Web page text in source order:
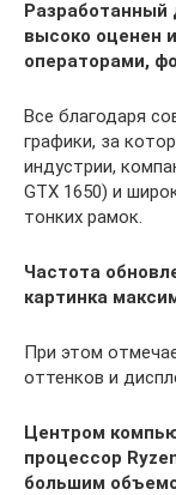
Разработанный
высоко оценен
операторами,
Все благодаря
графики, за
индустрии,
GTX 1650) и
тонких рамок.
Частота
картинка
При этом
оттенков и
Центром
процессор
большим